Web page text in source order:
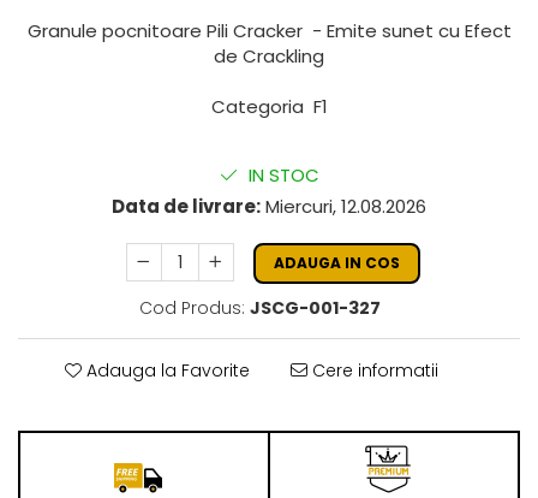
Granule pocnitoare Pili Cracker - Emite sunet cu Efect
de Crackling
Categoria F1
IN STOC
Data de livrare:Miercuri, 12.08.2026
ADAUGA IN COS
Cod Produs: JSCG-001-327
Adauga la Favorite Cere informatii